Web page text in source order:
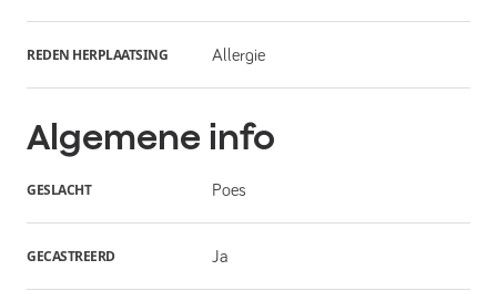
REDEN HERPLAATSING Allergie
Algemene info
GESLACHT Poes
GECASTREERD Ja